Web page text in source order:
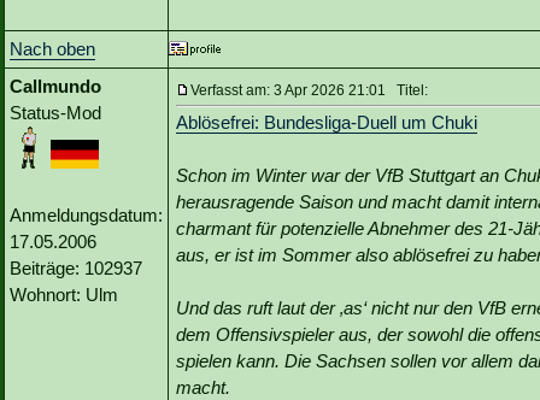
Nach oben
Callmundo
Status-Mod
Anmeldungsdatum:
17.05.2006
Beiträge: 102937
Wohnort: Ulm
Verfasst am: 3 Apr 2026 21:01 Titel:
Ablösefrei: Bundesliga-Duell um Chuki
Schon im Winter war der VfB Stuttgart an
herausragende Saison und macht damit
charmant für potenzielle Abnehmer des 21-
aus, er ist im Sommer also ablösefrei zu
Und das ruft laut der ‚as‘ nicht nur den VfB
dem Offensivspieler aus, der sowohl die
spielen kann. Die Sachsen sollen vor allem
macht.